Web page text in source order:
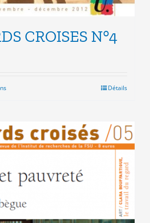
CROISES N°4
Ce
variations.
Les
être
choisies
sur
la
page
Détails